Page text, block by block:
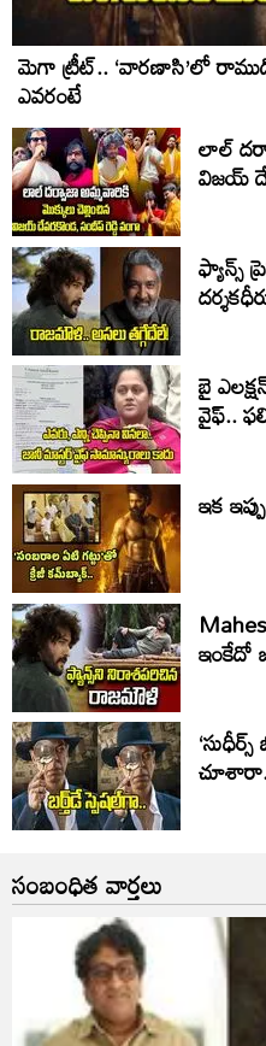
మెగా ట్రీట్.. ‘వారణాసి’లో
ఎవరంటే
లాల్
విజ‌య్
ఫ్యాన్స్‌
బై
వైఫ్..
ఇక
ఇంకేదో
సంబంధిత వార్తలు